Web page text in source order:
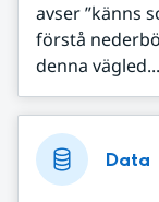
avser ”känns
förstå
denna vägled...
Data